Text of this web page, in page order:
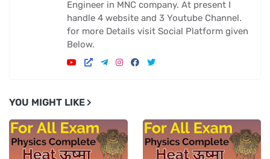
Engineer in MNC company. At present I
handle 4 website and 3 Youtube Channel.
for more Details visit Social Platform given
Below.
YOU MIGHT LIKE